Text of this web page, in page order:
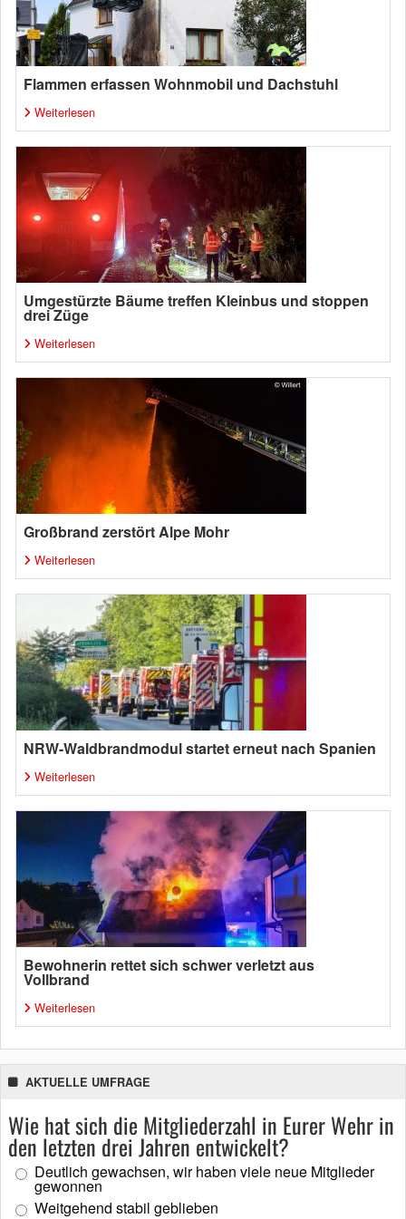
Flammen erfassen Wohnmobil und Dachstuhl
Weiterlesen
Umgestürzte Bäume treffen Kleinbus und stoppen
drei Züge
Weiterlesen
Großbrand zerstört Alpe Mohr
Weiterlesen
NRW-Waldbrandmodul startet erneut nach Spanien
Weiterlesen
Bewohnerin rettet sich schwer verletzt aus
Vollbrand
Weiterlesen
AKTUELLE UMFRAGE
Wie hat sich die Mitgliederzahl in Eurer Wehr in
den letzten drei Jahren entwickelt?
Deutlich gewachsen, wir haben viele neue Mitglieder
gewonnen
Weitgehend stabil geblieben